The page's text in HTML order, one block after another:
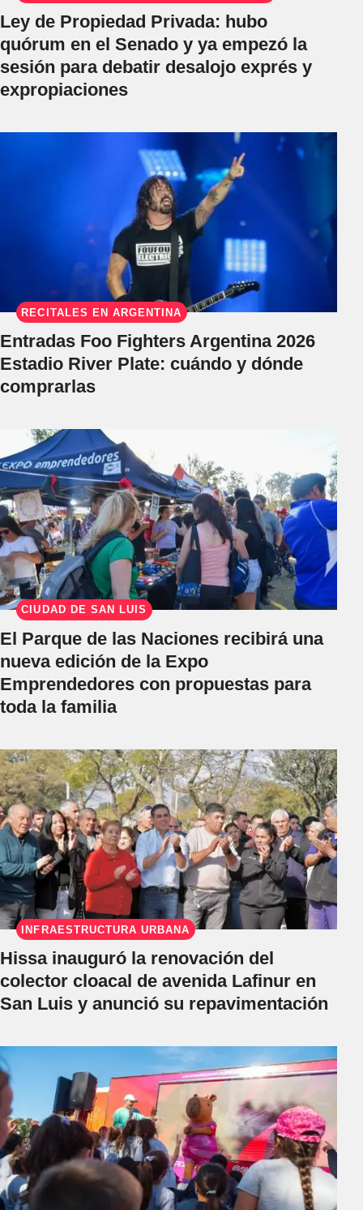
Ley de Propiedad Privada: hubo
quórum en el Senado y ya empezó la
sesión para debatir desalojo exprés y
expropiaciones
RECITALES EN ARGENTINA
Entradas Foo Fighters Argentina 2026
Estadio River Plate: cuándo y dónde
comprarlas
CIUDAD DE SAN LUIS
El Parque de las Naciones recibirá una
nueva edición de la Expo
Emprendedores con propuestas para
toda la familia
INFRAESTRUCTURA URBANA
Hissa inauguró la renovación del
colector cloacal de avenida Lafinur en
San Luis y anunció su repavimentación